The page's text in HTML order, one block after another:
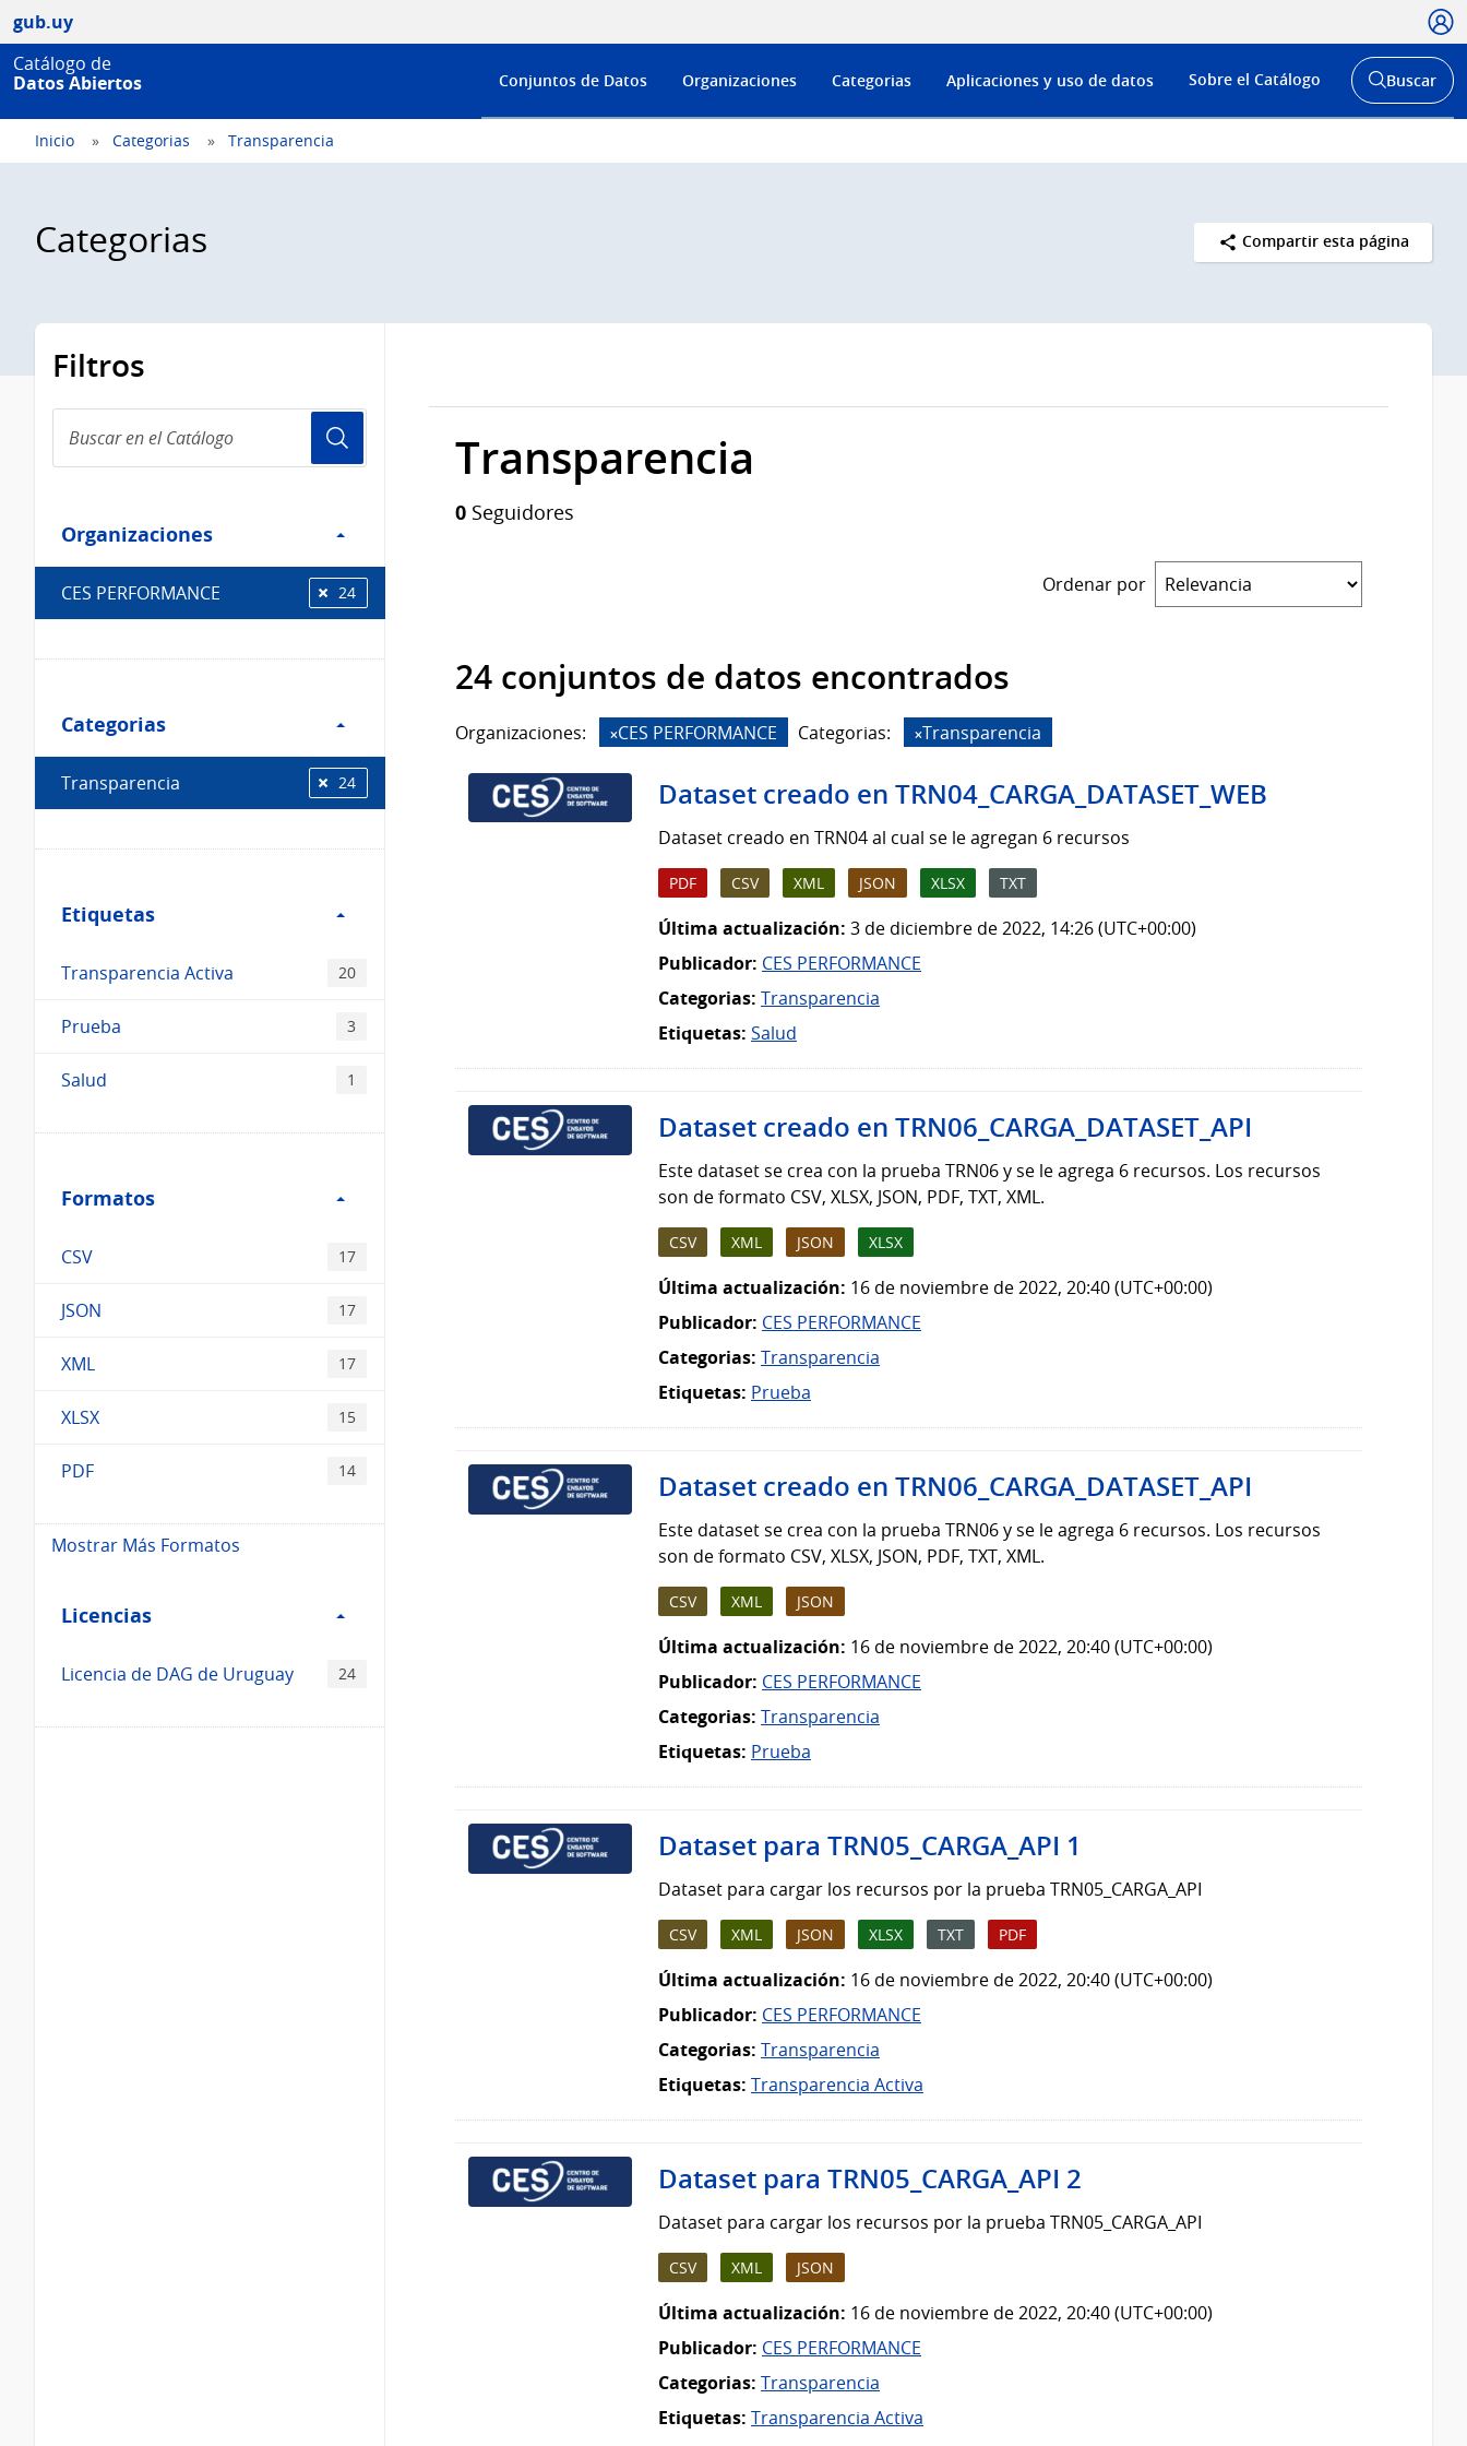
gub.uy
Catálogo de
Datos Abiertos
Menú
de
Conjuntos de Datos Organizaciones Categorias Aplicaciones y uso de datos Sobre el Catálogo
Abrir
buscador
Buscar
Inicio Categorias Transparencia
Categorias Compartir esta página
Filtros
en
el
Organizaciones
Organizaciones
CES PERFORMANCE 24
Categorias
Categorias
Transparencia 24
Etiquetas
Etiquetas
Transparencia Activa 20
Prueba 3
Salud 1
Formatos
Formatos
CSV 17
JSON 17
XML 17
XLSX 15
PDF 14
Mostrar Más Formatos
Licencias
Licencias
Licencia de DAG de Uruguay 24
Transparencia
0 Seguidores
Ordenar por
24 conjuntos de datos encontrados
Organizaciones: CES PERFORMANCE Categorias: Transparencia
Dataset creado en TRN04_CARGA_DATASET_WEB
Dataset creado en TRN04 al cual se le agregan 6 recursos
PDF CSV XML JSON XLSX TXT
Última actualización: 3 de diciembre de 2022, 14:26 (UTC+00:00)
Publicador: CES PERFORMANCE
Categorias: Transparencia
Etiquetas: Salud
Dataset creado en TRN06_CARGA_DATASET_API
Este dataset se crea con la prueba TRN06 y se le agrega 6 recursos. Los recursos
son de formato CSV, XLSX, JSON, PDF, TXT, XML.
CSV XML JSON XLSX
Última actualización: 16 de noviembre de 2022, 20:40 (UTC+00:00)
Publicador: CES PERFORMANCE
Categorias: Transparencia
Etiquetas: Prueba
Dataset creado en TRN06_CARGA_DATASET_API
Este dataset se crea con la prueba TRN06 y se le agrega 6 recursos. Los recursos
son de formato CSV, XLSX, JSON, PDF, TXT, XML.
CSV XML JSON
Última actualización: 16 de noviembre de 2022, 20:40 (UTC+00:00)
Publicador: CES PERFORMANCE
Categorias: Transparencia
Etiquetas: Prueba
Dataset para TRN05_CARGA_API 1
Dataset para cargar los recursos por la prueba TRN05_CARGA_API
CSV XML JSON XLSX TXT PDF
Última actualización: 16 de noviembre de 2022, 20:40 (UTC+00:00)
Publicador: CES PERFORMANCE
Categorias: Transparencia
Etiquetas: Transparencia Activa
Dataset para TRN05_CARGA_API 2
Dataset para cargar los recursos por la prueba TRN05_CARGA_API
CSV XML JSON
Última actualización: 16 de noviembre de 2022, 20:40 (UTC+00:00)
Publicador: CES PERFORMANCE
Categorias: Transparencia
Etiquetas: Transparencia Activa